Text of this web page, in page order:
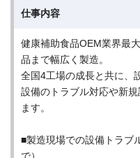
仕事内容
健康補助食品OEM業界最
品まで幅広く製造。
全国4工場の成長と共に、
設備のトラブル対応や新
ます。
■製造現場での設備トラブ